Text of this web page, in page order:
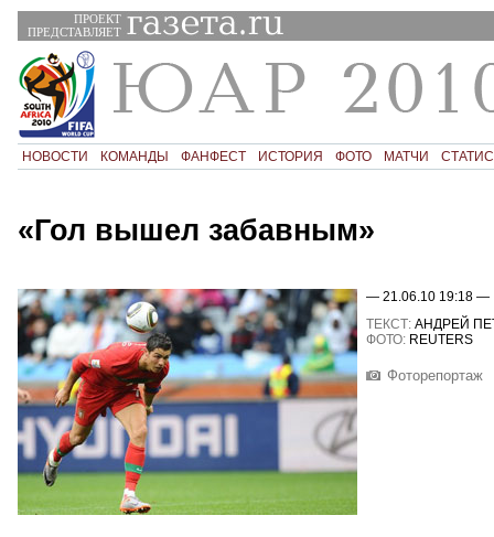
ПРОЕКТ
ПРЕДСТАВЛЯЕТ
НОВОСТИ КОМАНДЫ ФАНФЕСТ ИСТОРИЯ ФОТО МАТЧИ
«Гол вышел забавным»
— 21.06.10 19:18 —
ТЕКСТ: АНДРЕЙ
ФОТО: REUTERS
Фоторепортаж